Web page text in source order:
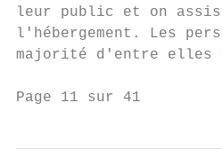
leur public et on
l'hébergement. Les
majorité d'entre elles
Page 11 sur 41